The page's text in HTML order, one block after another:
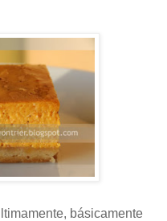
básicamente